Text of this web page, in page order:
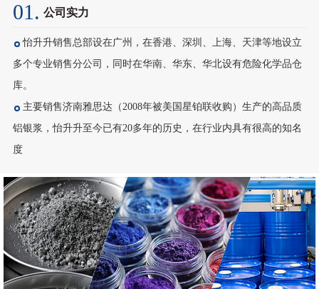
怡升升销售总部设在广州，在香港、深圳、上海、天津等地设立
库。
主要销售济南雅思达（2008年被美国星铂联收购）生产的高品质
铝银浆，怡升升至今已有20多年的历史，在行业内具有很高的知名
度